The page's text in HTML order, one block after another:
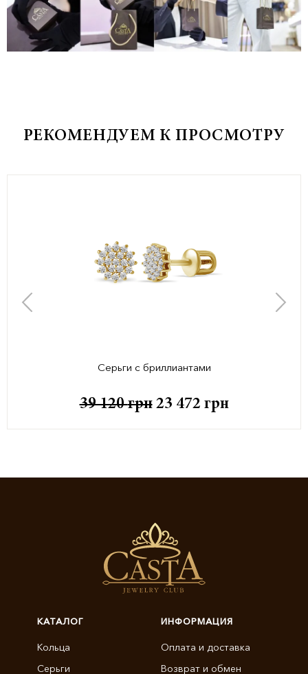
РЕКОМЕНДУЕМ К ПРОСМОТРУ
Серьги с бриллиантами
39 120грн 23 472 грн
КАТАЛОГ
Кольца
Серьги
ИНФОРМАЦИЯ
Оплата и доставка
Возврат и обмен